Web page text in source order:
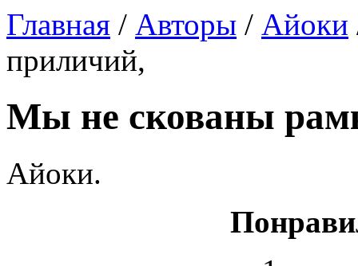
Главная / Авторы / Айоки
приличий,
Мы не скованы
Айоки.